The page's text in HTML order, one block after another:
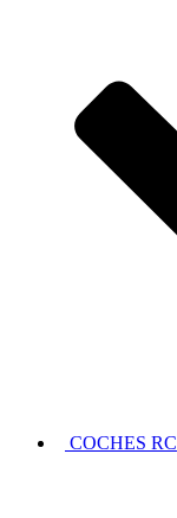
COCHES RC